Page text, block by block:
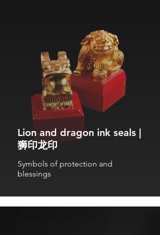
Lion and dragon ink seals |
狮印龙印
Symbols of protection and
blessings